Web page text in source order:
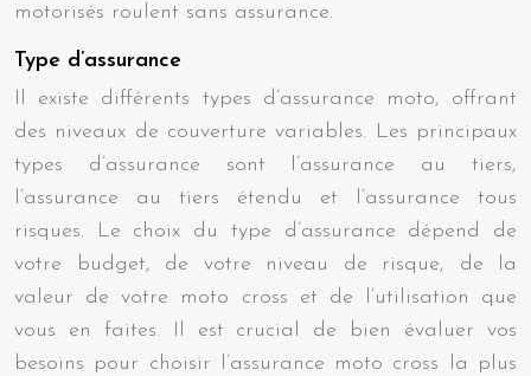
motorisés roulent sans assurance.
Type d’assurance
Il existe différents types d’assurance moto, offrant
des niveaux de couverture variables. Les principaux
types d’assurance sont l’assurance au tiers,
l’assurance au tiers étendu et l’assurance tous
risques. Le choix du type d’assurance dépend de
votre budget, de votre niveau de risque, de la
valeur de votre moto cross et de l’utilisation que
vous en faites. Il est crucial de bien évaluer vos
besoins pour choisir l’assurance moto cross la plus